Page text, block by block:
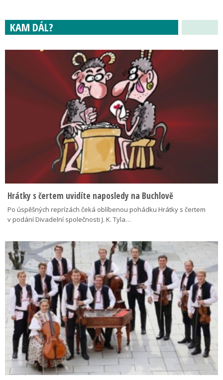
KAM DÁL?
Hrátky s čertem uvidíte naposledy na Buchlově
Po úspěšných reprízách čeká oblíbenou pohádku Hrátky s čertem
v podání Divadelní společnosti J. K. Tyla…